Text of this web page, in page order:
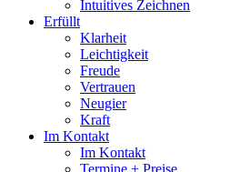
Intuitives Zeichnen
Erfüllt
Klarheit
Leichtigkeit
Freude
Vertrauen
Neugier
Kraft
Im Kontakt
Im Kontakt
Termine + Preise